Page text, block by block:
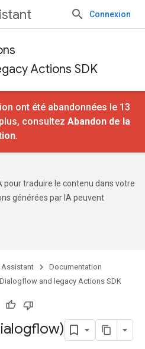
Connexion
Actions SDK
ont été abandonnées le 13
consultez Abandon de la
.
pour traduire le contenu dans votre
générées par IA peuvent
Documentation
Dialogflow and legacy Actions SDK